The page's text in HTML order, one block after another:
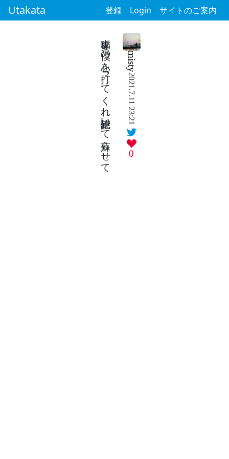
Utakata 登録 Login サイトのご案内
misty
2021.7.11 23:21
0
稲妻よ僕の心を打ってくれ記憶砕いて蘇らせて